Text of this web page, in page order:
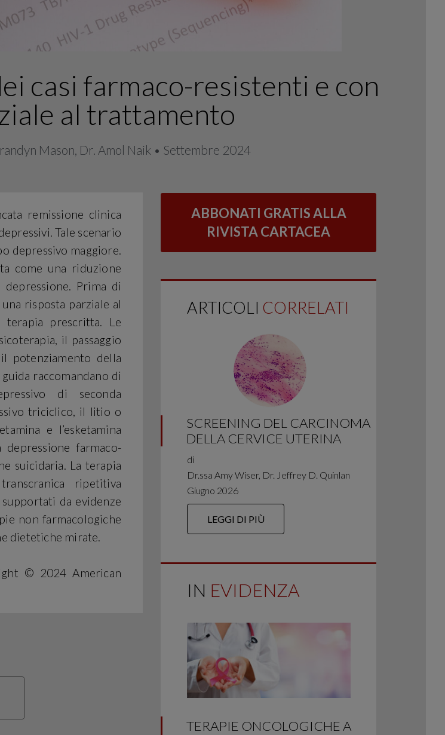
casi farmaco-resistenti e con
al trattamento
Mason, Dr. Amol Naik • Settembre 2024
remissione clinica
Tale scenario
depressivo maggiore.
come una riduzione
Prima di
risposta parziale al
terapia prescritta. Le
il passaggio
potenziamento della
raccomandano di
di seconda
triciclico, il litio o
e l’esketamina
farmaco-
suicidaria. La terapia
ripetitiva
da evidenze
non farmacologiche
dietetiche mirate.
© 2024 American
ABBONATI GRATIS ALLA
RIVISTA CARTACEA
ARTICOLI CORRELATI
SCREENING DEL CARCINOMA
DELLA CERVICE UTERINA
di
Dr.ssa Amy Wiser, Dr. Jeffrey D. Quinlan
Giugno 2026
LEGGI DI PIÙ
IN EVIDENZA
TERAPIE ONCOLOGICHE A